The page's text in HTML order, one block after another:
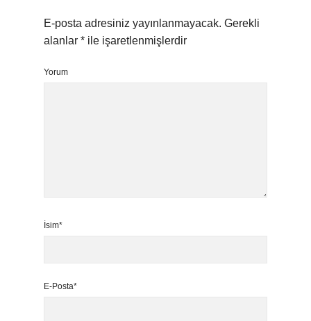
E-posta adresiniz yayınlanmayacak. Gerekli
alanlar * ile işaretlenmişlerdir
Yorum
İsim*
E-Posta*